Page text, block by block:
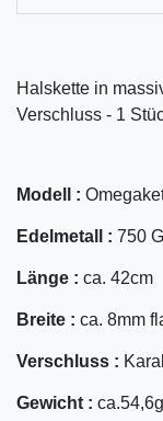
Halskette in
Verschluss - 1
Modell :
Edelmetall : 750
Länge : ca. 42cm
Breite : ca. 8mm
Verschluss :
Gewicht :